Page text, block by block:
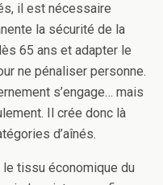
il est nécessaire
la sécurité de la
65 ans et adapter le
ne pénaliser personne.
s’engage… mais
Il crée donc là
d’aînés.
tissu économique du